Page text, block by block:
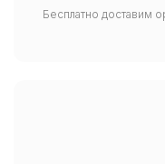
Бесплатно доставим